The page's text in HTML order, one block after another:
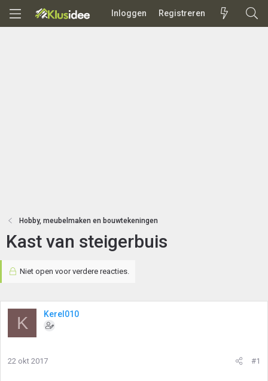
Inloggen Registreren
Hobby, meubelmaken en bouwtekeningen
Kast van steigerbuis
Niet open voor verdere reacties.
K Kerel010
22 okt 2017 #1